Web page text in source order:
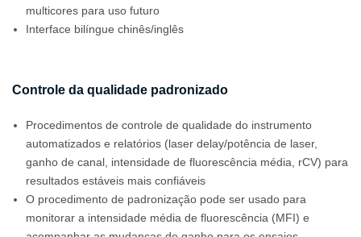
multicores para uso futuro
Interface bilíngue chinês/inglês
Controle da qualidade padronizado
Procedimentos de controle de qualidade do instrumento
automatizados e relatórios (laser delay/potência de laser,
ganho de canal, intensidade de fluorescência média, rCV) para
resultados estáveis mais confiáveis
O procedimento de padronização pode ser usado para
monitorar a intensidade média de fluorescência (MFI) e